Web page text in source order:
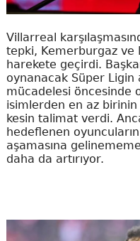
Villarreal
tepki, Kemerburgaz ve
harekete geçirdi.
oynanacak Süper Ligin
mücadelesi öncesinde
isimlerden en az
kesin talimat verdi.
hedeflenen
aşamasına
daha da artırıyor.